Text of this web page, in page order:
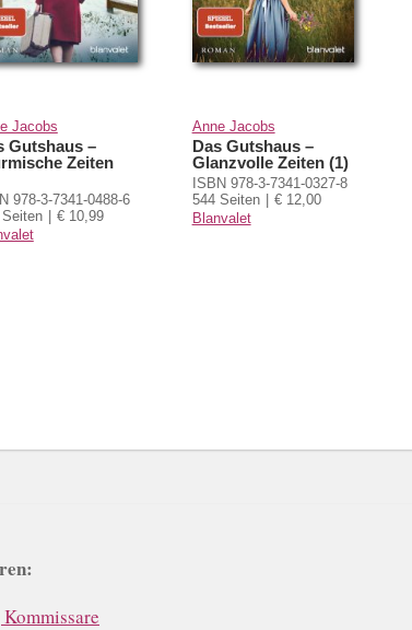
Jacobs
Gutshaus –
Zeiten
978-3-7341-0488-6
€ 10,99
Anne Jacobs
Das Gutshaus –
Glanzvolle Zeiten (1)
ISBN 978-3-7341-0327-8
544 Seiten
€ 12,00
Blanvalet